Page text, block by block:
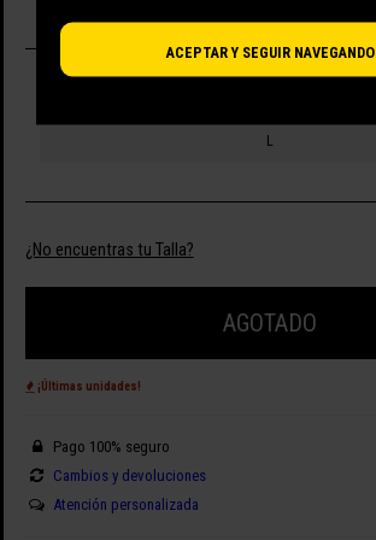
ACEPTAR Y SEGUIR NAVEGANDO
L
¿No encuentras tu Talla?
AGOTADO
¡Últimas unidades!
Pago 100% seguro
Cambios y devoluciones
Atención personalizada